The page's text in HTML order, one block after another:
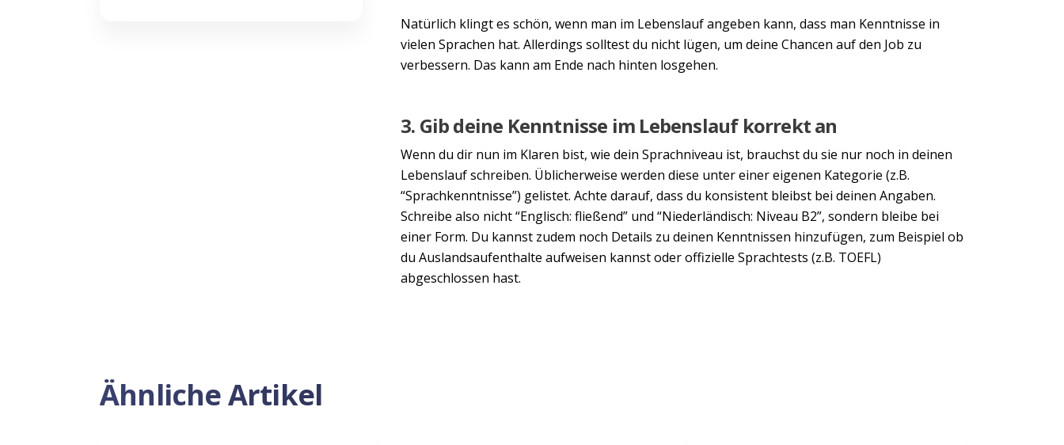
Natürlich klingt es schön, wenn man im Lebenslauf angeben kann, dass man Kenntnisse in
vielen Sprachen hat. Allerdings solltest du nicht lügen, um deine Chancen auf den Job zu
verbessern. Das kann am Ende nach hinten losgehen.
3. Gib deine Kenntnisse im Lebenslauf korrekt an
Wenn du dir nun im Klaren bist, wie dein Sprachniveau ist, brauchst du sie nur noch in deinen
Lebenslauf schreiben. Üblicherweise werden diese unter einer eigenen Kategorie (z.B.
“Sprachkenntnisse”) gelistet. Achte darauf, dass du konsistent bleibst bei deinen Angaben.
Schreibe also nicht “Englisch: fließend” und “Niederländisch: Niveau B2”, sondern bleibe bei
einer Form. Du kannst zudem noch Details zu deinen Kenntnissen hinzufügen, zum Beispiel ob
du Auslandsaufenthalte aufweisen kannst oder offizielle Sprachtests (z.B. TOEFL)
abgeschlossen hast.
Ähnliche Artikel